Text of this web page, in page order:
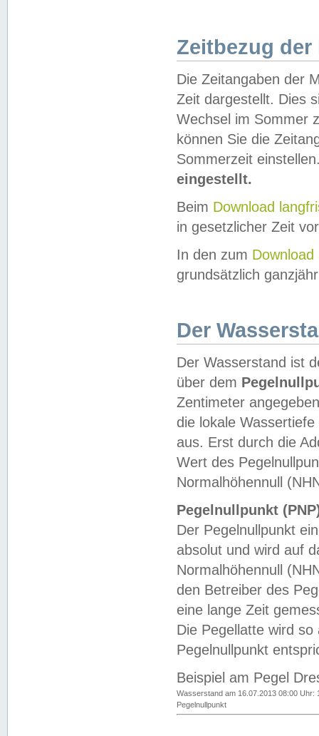
Zeitbezug der
Die Zeitangaben der
Zeit dargestellt. Dies
Wechsel im Sommer
können Sie die
Sommerzeit
eingestellt.
Beim Download
in gesetzlicher Zeit
In den zum Download
grundsätzlich
Der
Der Wasserstand ist
über dem
Zentimeter
die lokale
aus. Erst durch die
Wert des
Normalhöhennull
Pegelnullpunkt
Der Pegelnullpunkt
absolut und wird auf
Normalhöhennull
den Betreiber des
eine lange Zeit
Die Pegellatte wird
Pegelnullpunkt
Beispiel am Pegel
Wasserstand am 16.07.2013 08:00 Uhr:
Pegelnullpunkt